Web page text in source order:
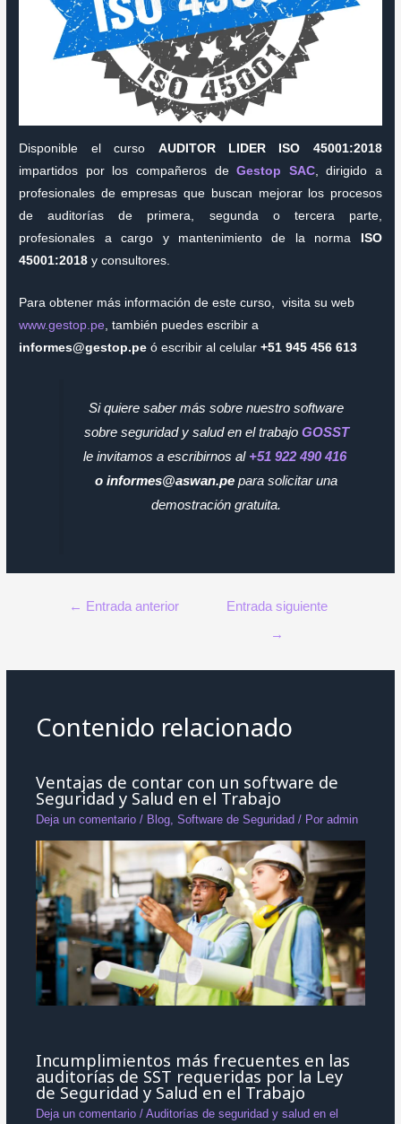
Disponible el curso AUDITOR LIDER ISO 45001:2018
impartidos por los compañeros deGestop SAC, dirigido a
profesionales de empresas que buscan mejorar los procesos
de auditorías de primera, segunda o tercera parte,
profesionales a cargo y mantenimiento de la norma
ISO
45001:2018 y consultores.
Para obtener más información de este curso, visita su web
www.gestop.pe, también puedes escribir a
informes@gestop.pe ó escribir al celular+51 945 456 613
Si quiere saber más sobre nuestro software
sobre seguridad y salud en el trabajo GOSST
le invitamos a escribirnos al +51 922 490 416
o informes@aswan.pe para solicitar una
demostración gratuita.
Navegación
← Entrada anterior
Entrada siguiente
→
Contenido relacionado
Ventajas de contar con un software de
Seguridad y Salud en el Trabajo
Deja un comentario / Blog,Software de Seguridad / Poradmin
Incumplimientos más frecuentes en las
auditorías de SST requeridas por la Ley
de Seguridad y Salud en el Trabajo
Deja un comentario /Auditorías de seguridad y salud en el